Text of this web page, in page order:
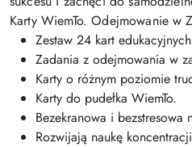
Karty WiemTo. Odejmowanie w
Zestaw 24 kart
Zadania z odejmowania w
Karty o różnym poziomie
Karty do pudełka WiemTo.
Bezekranowa i bezstresowa
Rozwijają naukę